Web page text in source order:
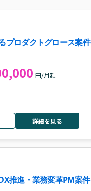
プロダクトグロース案件
円/月額
詳細を見る
推進・業務変革PM案件